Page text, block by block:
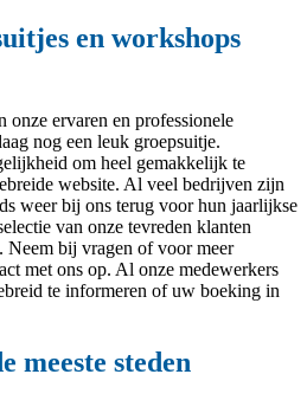
en workshops
onze ervaren en professionele
nog een leuk groepsuitje.
om heel gemakkelijk te
website. Al veel bedrijven zijn
weer bij ons terug voor hun jaarlijkse
van onze tevreden klanten
Neem bij vragen of voor meer
met ons op. Al onze medewerkers
te informeren of uw boeking in
meeste steden